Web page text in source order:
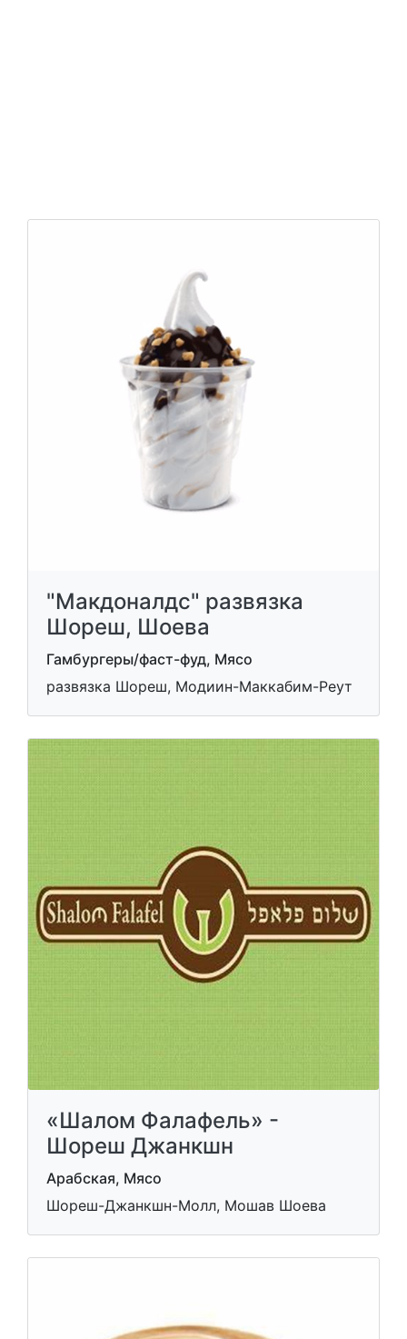
"Макдоналдс" развязка
Шореш, Шоева
Гамбургеры/фаст-фуд, Мясо
развязка Шореш, Модиин-Маккабим-Реут
«Шалом Фалафель» -
Шореш Джанкшн
Арабская, Мясо
Шореш-Джанкшн-Молл, Мошав Шоева